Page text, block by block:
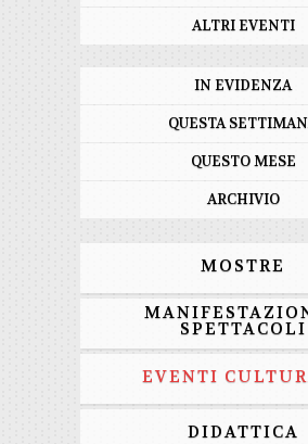
ALTRI EVENTI
IN EVIDENZA
QUESTA
QUESTO MESE
ARCHIVIO
MOSTRE
SPETTACOLI
EVENTI
DIDATTICA